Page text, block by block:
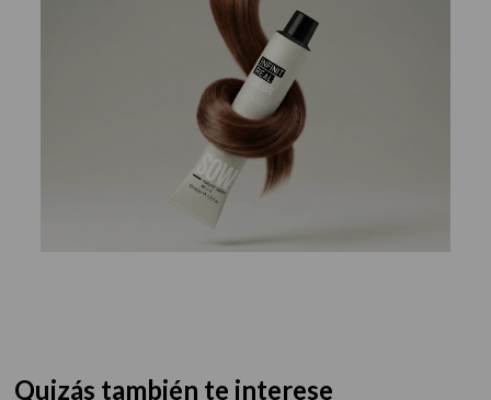
Quizás también te interese